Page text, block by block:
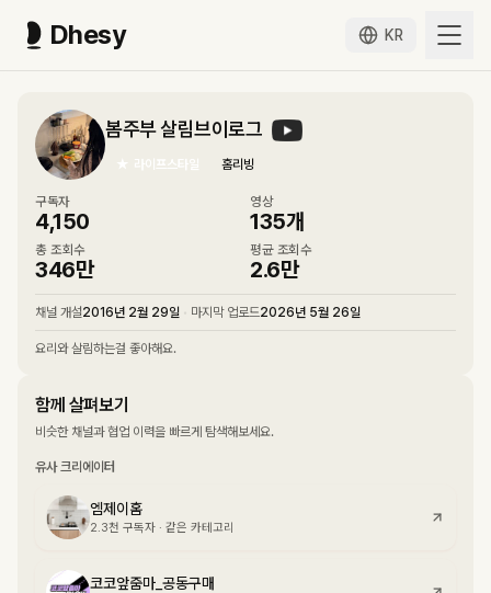
Dhesy KR
봄주부 살림브이로그
★ 라이프스타일 홈리빙
구독자
4,150
영상
135개
총 조회수
346만
평균 조회수
2.6만
채널 개설2016년 2월 29일 마지막 업로드2026년 5월 26일
요리와 살림하는걸 좋아해요.
함께 살펴보기
비슷한 채널과 협업 이력을 빠르게 탐색해보세요.
유사 크리에이터
엠제이홈
2.3천 구독자 · 같은 카테고리
코코앞줌마_공동구매